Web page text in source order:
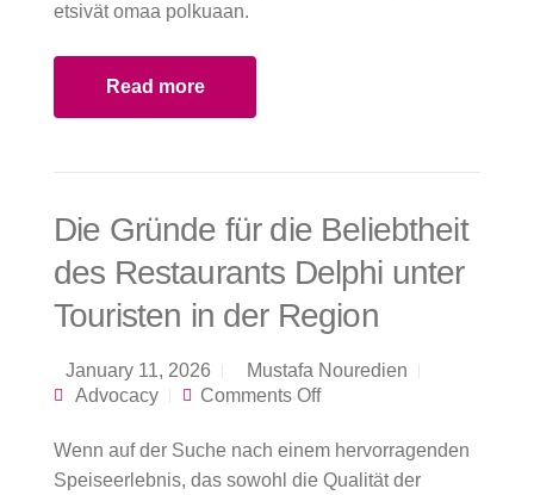
etsivät omaa polkuaan.
Read more
Die Gründe für die Beliebtheit
des Restaurants Delphi unter
Touristen in der Region
January 11, 2026
Mustafa Nouredien
Advocacy
Comments Offon Die Gründe für
unter Touristen in der
Region
Wenn auf der Suche nach einem hervorragenden
Speiseerlebnis, das sowohl die Qualität der